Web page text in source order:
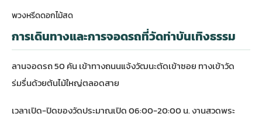
พวงหรีดดอกไม้สด
การเดินทางและการจอดรถที่วัดท่าบันเทิงธรรม
ลานจอดรถ 50 คัน เข้าทางถนนแจ้งวัฒนะตัดเข้าซอย ทางเข้าวัด
ร่มรื่นด้วยต้นไม้ใหญ่ตลอดสาย
เวลาเปิด-ปิดของวัดประมาณเปิด 06:00-20:00 น. งานสวดพระ